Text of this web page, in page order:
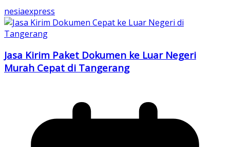
nesiaexpress
Jasa Kirim Paket Dokumen ke Luar Negeri
Murah Cepat di Tangerang